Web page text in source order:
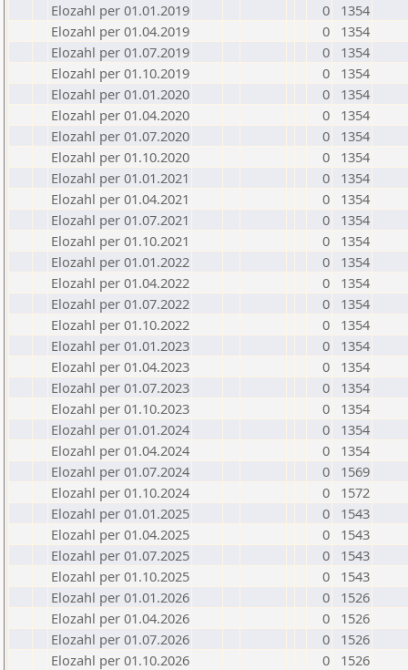
Elozahl per 01.01.2019
0
1354
Elozahl per 01.04.2019
0
1354
Elozahl per 01.07.2019
0
1354
Elozahl per 01.10.2019
0
1354
Elozahl per 01.01.2020
0
1354
Elozahl per 01.04.2020
0
1354
Elozahl per 01.07.2020
0
1354
Elozahl per 01.10.2020
0
1354
Elozahl per 01.01.2021
0
1354
Elozahl per 01.04.2021
0
1354
Elozahl per 01.07.2021
0
1354
Elozahl per 01.10.2021
0
1354
Elozahl per 01.01.2022
0
1354
Elozahl per 01.04.2022
0
1354
Elozahl per 01.07.2022
0
1354
Elozahl per 01.10.2022
0
1354
Elozahl per 01.01.2023
0
1354
Elozahl per 01.04.2023
0
1354
Elozahl per 01.07.2023
0
1354
Elozahl per 01.10.2023
0
1354
Elozahl per 01.01.2024
0
1354
Elozahl per 01.04.2024
0
1354
Elozahl per 01.07.2024
0
1569
Elozahl per 01.10.2024
0
1572
Elozahl per 01.01.2025
0
1543
Elozahl per 01.04.2025
0
1543
Elozahl per 01.07.2025
0
1543
Elozahl per 01.10.2025
0
1543
Elozahl per 01.01.2026
0
1526
Elozahl per 01.04.2026
0
1526
Elozahl per 01.07.2026
0
1526
Elozahl per 01.10.2026
0 1526